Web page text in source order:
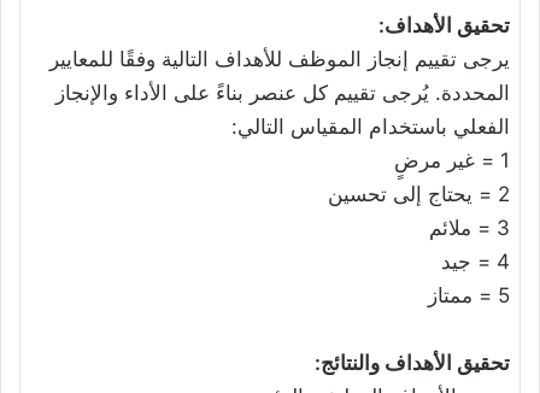
تحقيق الأهداف:
يرجى تقييم إنجاز الموظف للأهداف التالية وفقًا للمعايير
المحددة. يُرجى تقييم كل عنصر بناءً على الأداء والإنجاز
الفعلي باستخدام المقياس التالي:
1 = غير مرضٍ
2 = يحتاج إلى تحسين
3 = ملائم
4 = جيد
5 = ممتاز
تحقيق الأهداف والنتائج: